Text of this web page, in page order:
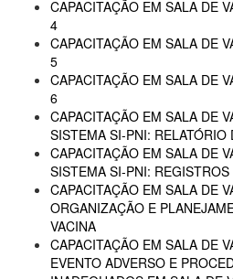
CAPACITAÇÃO EM SALA DE
4
CAPACITAÇÃO EM SALA DE
5
CAPACITAÇÃO EM SALA DE
6
CAPACITAÇÃO EM SALA DE
SISTEMA SI-PNI: RELATÓRIO
CAPACITAÇÃO EM SALA DE
SISTEMA SI-PNI:
CAPACITAÇÃO EM SALA DE
ORGANIZAÇÃO E
VACINA
CAPACITAÇÃO EM SALA DE
EVENTO ADVERSO E